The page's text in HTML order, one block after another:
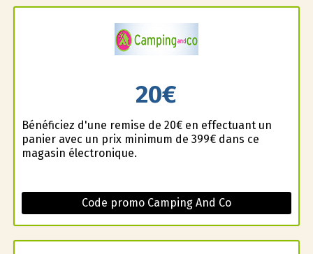
20€
Bénéficiez d'une remise de 20€ en effectuant un
panier avec un prix minimum de 399€ dans ce
magasin électronique.
Code promo Camping And Co